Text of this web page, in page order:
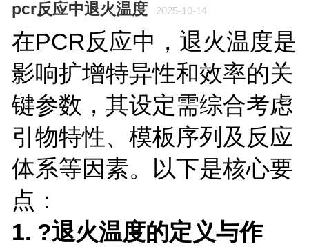
pcr反应中退火温度 2025-10-14
在PCR反应中，退火温度是
影响扩增特异性和效率的关
键参数，其设定需综合考虑
引物特性、模板序列及反应
体系等因素。以下是核心要
点：
1. ?退火温度的定义与作